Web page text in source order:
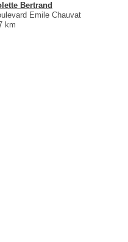
Bertrand
Emile Chauvat
km